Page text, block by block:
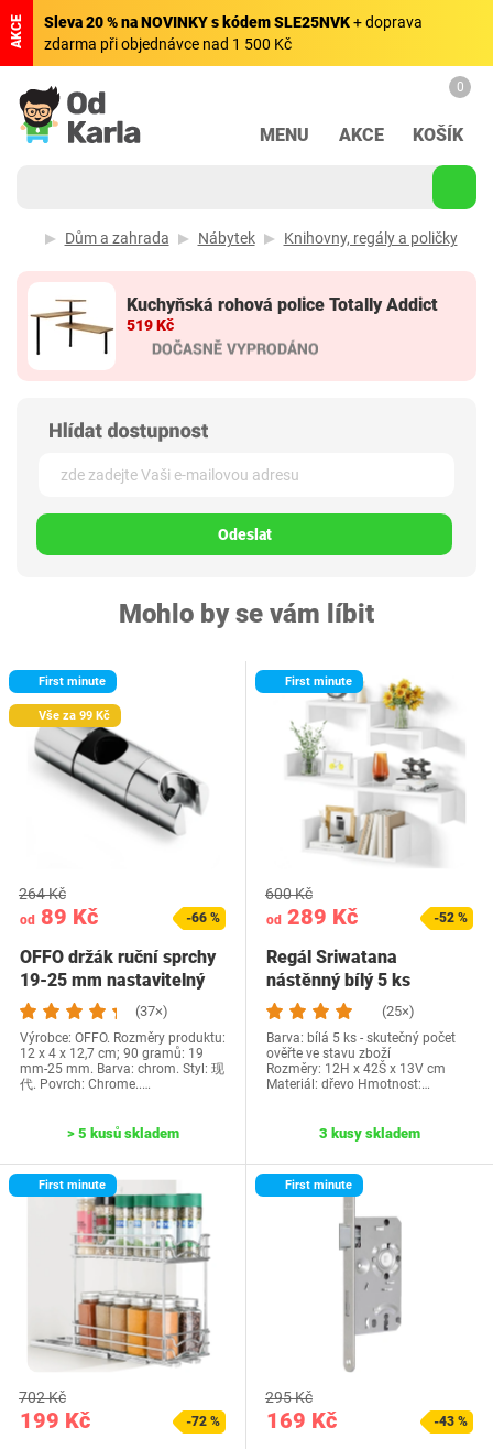
AKCE Sleva 20 % na NOVINKY s kódem SLE25NVK+ doprava
zdarma při objednávce nad 1 500 Kč
MENU AKCE
0
KOŠÍK
Dům a zahrada Nábytek Knihovny, regály a poličky
Kuchyňská rohová police Totally Addict
519 Kč
Odeslat
Mohlo by se vám líbit
First minute
Vše za 99 Kč
od 89 Kč
264 Kč
-66 %
OFFO držák ruční sprchy
19-25 mm nastavitelný
průměr, držák…(37×)
Výrobce: OFFO. Rozměry produktu:
12 x 4 x 12,7 cm; 90 gramů: 19
mm-25 mm. Barva: chrom. Styl: 现
代. Povrch: Chrome..…
> 5 kusů skladem
First minute
od 289 Kč
600 Kč
-52 %
Regál Sriwatana
nástěnný bílý 5 ks
(25×)
Barva: bílá 5 ks - skutečný počet
ověřte ve stavu zboží
Rozměry: 12H x 42Š x 13V cm
Materiál: dřevo Hmotnost:…
3 kusy skladem
First minute
199 Kč
702 Kč
-72 %
First minute
169 Kč
295 Kč
-43 %